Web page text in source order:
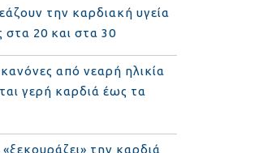
την καρδιακή υγεία
στα 20 και στα 30
κανόνες από νεαρή ηλικία
γερή καρδιά έως τα
την καρδιά